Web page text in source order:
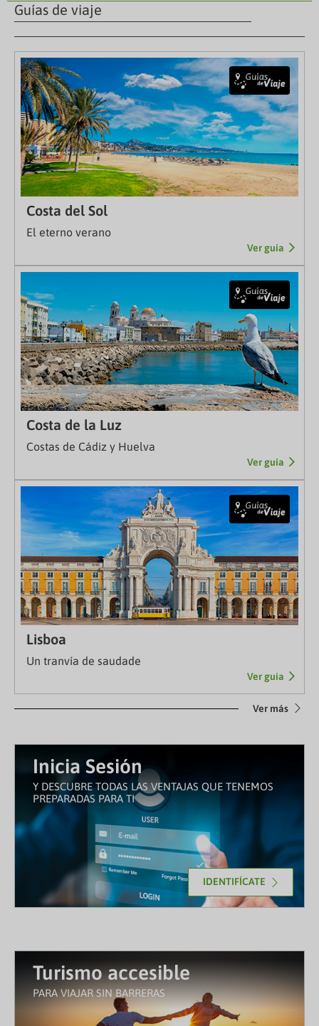
Guías de viaje
Costa del Sol
El eterno verano
Ver guía
Costa de la Luz
Costas de Cádiz y Huelva
Ver guía
Lisboa
Un tranvía de saudade
Ver guía
Ver más
Inicia Sesión
Y DESCUBRE TODAS LAS VENTAJAS QUE TENEMOS
PREPARADAS PARA TI
IDENTIFÍCATE
Turismo accesible
PARA VIAJAR SIN BARRERAS